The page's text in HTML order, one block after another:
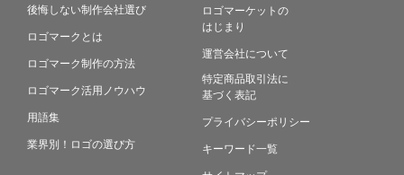
後悔しない制作会社選び
ロゴマークとは
ロゴマーク制作の方法
ロゴマーク活用ノウハウ
用語集
業界別！ロゴの選び方
ロゴマーケットの
はじまり
運営会社について
特定商品取引法に
基づく表記
プライバシーポリシー
キーワード一覧